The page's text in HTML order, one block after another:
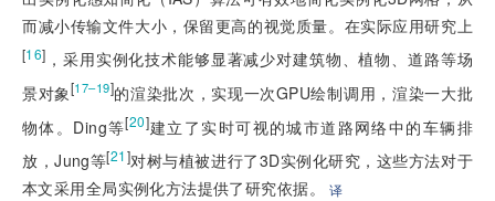
而减小传输文件大小，保留更高的视觉质量。在实际应用研究上
[16] ，采用实例化技术能够显著减少对建筑物、植物、道路等场
景对象[17–19]的渲染批次，实现一次GPU绘制调用，渲染一大批
物体。Ding等[20]建立了实时可视的城市道路网络中的车辆排
放，Jung等[21]对树与植被进行了3D实例化研究，这些方法对于
本文采用全局实例化方法提供了研究依据。译